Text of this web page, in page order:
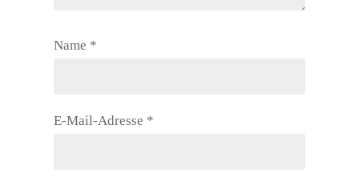
Name *
E-Mail-Adresse *